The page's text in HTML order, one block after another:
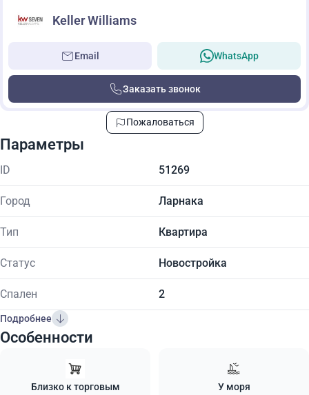
Keller Williams
Email WhatsApp
Заказать звонок
Пожаловаться
Параметры
ID 51269
Город Ларнака
Тип Квартира
Статус Новостройка
Спален 2
Подробнее
Особенности
Близко к торговым
У моря